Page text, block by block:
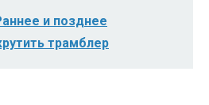
и позднее
трамблер